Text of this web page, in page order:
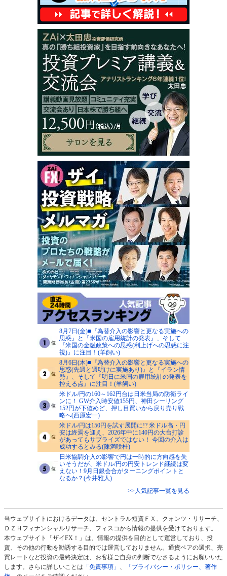
8月7日(金)■『為替介入の影響と更なる実施への
思惑』と『米国の雇用統計の発表』、そして
『米国の金融政策への思惑(利上げへの思惑に注
視)』に注目！(羊飼い)
8月6日(木)■『為替介入の影響と更なる実施への
思惑(先週と週明けに実施あり)』と『イラン情
勢』、そして『明日に米国の雇用統計の発表を
控える点』に注目！(羊飼い)
米ドル/円の160～162円台は日米当局の防衛ライ
ンに！ GW介入時安値155円、神田シーリング
152円が下値めど、押し目買いから戻り売り戦
略へ(西原宏一)
米ドル/円は150円を試す展開に!? 米ドル高・円
安は終焉を迎え、2026年中に140円の大台打診
があってもサプライズではない！ 今回の介入は
成功するとみる(陳満咲杜)
日米協調介入の影響で円は一時的に方向感を失
いそうだが、米ドル/円の円安トレンド継続は変
えない！9月日銀会合がターニングポイントと
なるか？(今井雅人)
>>人気記事一覧を見る
当ウェブサイトにおけるデータは、セントラル短資ＦＸ、クォンツ・リサーチ、
ＤＺＨフィナンシャルリサーチ、フィスコから情報の提供を受けております。
本ウェブサイト「ザイFX！」は、情報の提供を目的として運営しており、投
資、その他の行動を勧誘する目的では運営しておりません。通貨ペアの選択、売
買レートなど投資の最終決定は、お客様ご自身の判断でなさるようにお願いいた
します。さらに詳しいことは 「免責事項」
「プライバシー・ポリシー、著作